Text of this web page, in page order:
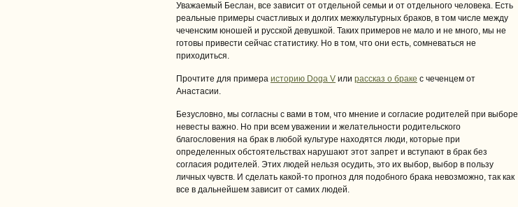
Уважаемый Беслан, все зависит от отдельной семьи и от отдельного человека. Есть
реальные примеры счастливых и долгих межкультурных браков, в том числе между
чеченским юношей и русской девушкой. Таких примеров не мало и не много, мы не
готовы привести сейчас статистику. Но в том, что они есть, сомневаться не
приходиться.
Прочтите для примера историю Doga V или рассказ о браке с чеченцем от
Анастасии.
Безусловно, мы согласны с вами в том, что мнение и согласие родителей при выборе
невесты важно. Но при всем уважении и желательности родительского
благословения на брак в любой культуре находятся люди, которые при
определенных обстоятельствах нарушают этот запрет и вступают в брак без
согласия родителей. Этих людей нельзя осудить, это их выбор, выбор в пользу
личных чувств. И сделать какой-то прогноз для подобного брака невозможно, так как
все в дальнейшем зависит от самих людей.